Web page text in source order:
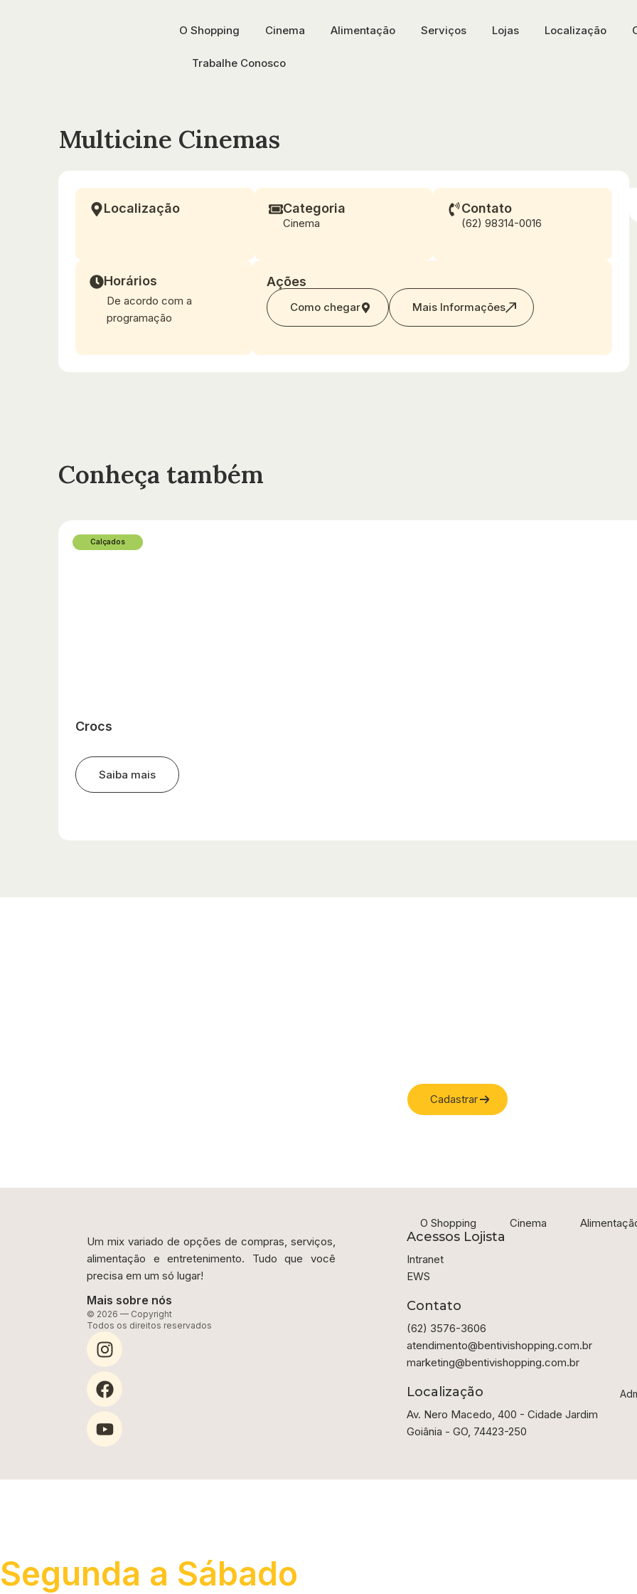
O Shopping Cinema Alimentação Serviços Lojas Localização
Trabalhe Conosco
Multicine Cinemas
Localização Categoria
Cinema
Contato
(62) 98314-0016
Horários
De acordo com a
programação
Ações
Como chegar Mais Informações
Conheça também
Calçados
Crocs
Saiba mais
Cadastrar
Um mix variado de opções de compras, serviços,
alimentação e entretenimento. Tudo que você
precisa em um só lugar!
Mais sobre nós
© 2026 — Copyright
Todos os direitos reservados
O Shopping Cinema
Acessos Lojista
Intranet
EWS
Contato
(62) 3576-3606
atendimento@bentivishopping.com.br
marketing@bentivishopping.com.br
Localização
Av. Nero Macedo, 400 - Cidade Jardim
Goiânia - GO, 74423-250
Segunda a Sábado